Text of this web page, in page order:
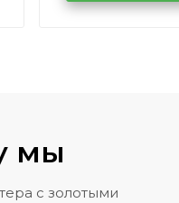
Volkswagen
мы
с золотыми